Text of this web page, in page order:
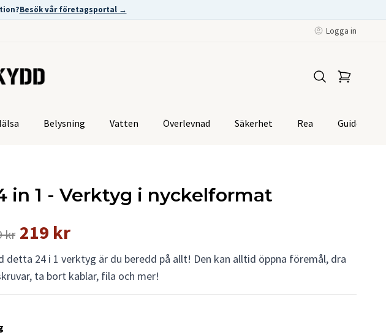
Besök vår företagsportal →
Logga in
Belysning Vatten Överlevnad Säkerhet Rea Guider
in 1 - Verktyg i nyckelformat
kr 219 kr
detta 24 i 1 verktyg är du beredd på allt! Den kan alltid öppna föremål, dra
ta bort kablar, fila och mer!